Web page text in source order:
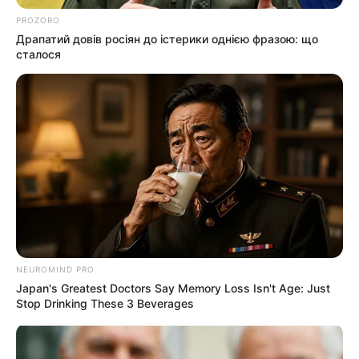
ГАРЯЧI ПОДІЇ
У селі на Закарпатті жінки
взялися засипати джерело, з
воду: що сталося? (фото,
відео)
07.08.2026
До $20 тисяч за «списання»: на
Закарпатті розслідують схему з
військовозобов’язаними —
підозри отримали екскерівники
Мукачівського ТЦК
07.08.2026
PROZORO
Драпатий довів росіян до істерики однією фразою: що
сталося
NEUROMIND PRO
Japan's Greatest Doctors Say Memory Loss Isn't Age: Just
Stop Drinking These 3 Beverages